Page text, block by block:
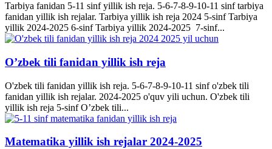
Tarbiya fanidan 5-11 sinf yillik ish reja. 5-6-7-8-9-10-11 sinf tarbiya
fanidan yillik ish rejalar. Tarbiya yillik ish reja 2024 5-sinf Tarbiya
yillik 2024-2025 6-sinf Tarbiya yillik 2024-2025 7-sinf...
O’zbek tili fanidan yillik ish reja
O'zbek tili fanidan yillik ish reja. 5-6-7-8-9-10-11 sinf o'zbek tili
fanidan yillik ish rejalar. 2024-2025 o'quv yili uchun. O'zbek tili
yillik ish reja 5-sinf O’zbek tili...
Matematika yillik ish rejalar 2024-2025